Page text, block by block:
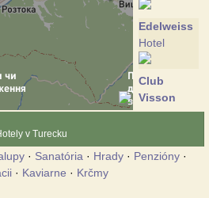
Edelweiss
Hotel
Club
Visson
Hotel
Crocus
v Turecku
· Sanatória · Hrady· Penzióny·
· Kaviarne · Krčmy